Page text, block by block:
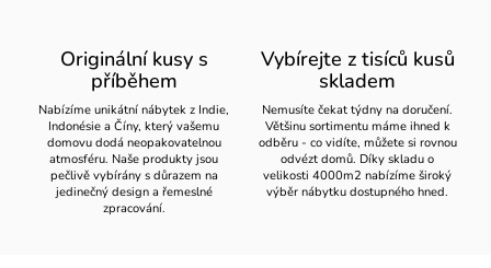
Originální kusy s
příběhem
Nabízíme unikátní nábytek z Indie,
Indonésie a Číny, který vašemu
domovu dodá neopakovatelnou
atmosféru. Naše produkty jsou
pečlivě vybírány s důrazem na
jedinečný design a řemeslné
zpracování.
Vybírejte z tisíců kusů
skladem
Nemusíte čekat týdny na doručení.
Většinu sortimentu máme ihned k
odběru - co vidíte, můžete si rovnou
odvézt domů. Díky skladu o
velikosti 4000m2 nabízíme široký
výběr nábytku dostupného hned.